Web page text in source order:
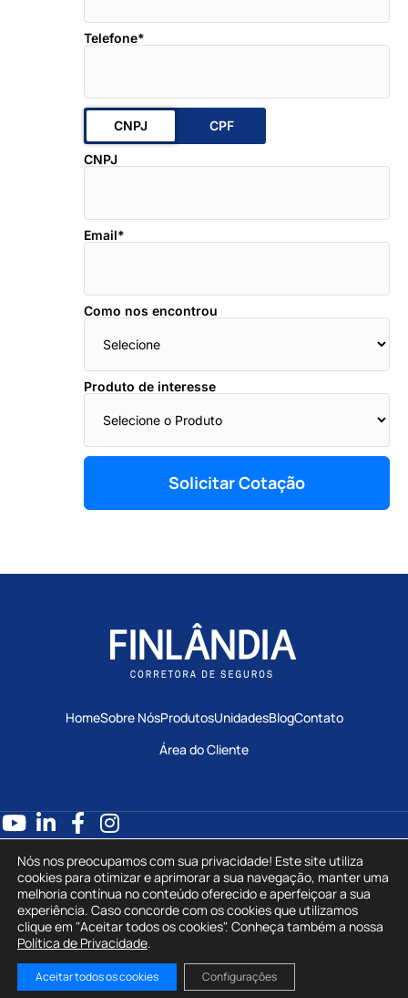
Telefone*
CNPJ
Email*
Como nos encontrou
Produto de interesse
HomeSobre NósProdutosUnidadesBlogContato
Área do Cliente
0800 602 7688 atendimento@finlandiaseguros.com.br
Politica de Privacidade
Criação de Sites por Upsites
Nós nos preocupamos com sua privacidade! Este site utiliza
cookies para otimizar e aprimorar a sua navegação, manter uma
melhoria contínua no conteúdo oferecido e aperfeiçoar a sua
experiência. Caso concorde com os cookies que utilizamos
clique em "Aceitar todos os cookies". Conheça também a nossa
Política de Privacidade.
Aceitar todos os cookies Configurações